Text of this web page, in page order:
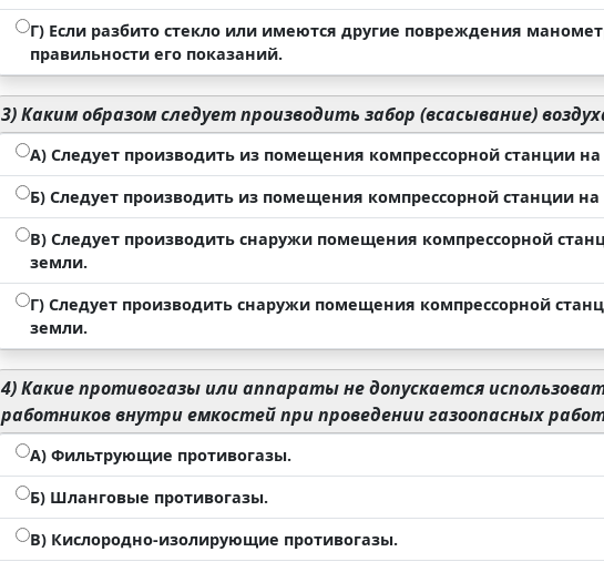
Г) Если разбито стекло или имеются другие повреждения
правильности его показаний.
3)Каким образом следует производить забор (всасывание)
А) Следует производить из помещения компрессорной станции
Б) Следует производить из помещения компрессорной станции
В) Следует производить снаружи помещения компрессорной
земли.
Г) Следует производить снаружи помещения компрессорной
земли.
4)Какие противогазы или аппараты не допускается
работников внутри емкостей при проведении газоопасных
А) Фильтрующие противогазы.
Б) Шланговые противогазы.
В) Кислородно-изолирующие противогазы.